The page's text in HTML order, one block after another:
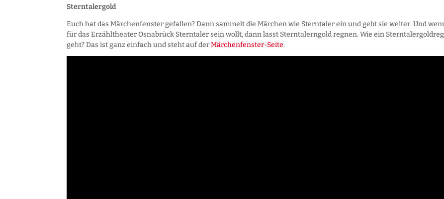
Sterntalergold
Euch hat das Märchenfenster gefallen? Dann sammelt die Märchen wie Sterntaler ein und gebt sie weiter. Und
für das Erzähltheater Osnabrück Sterntaler sein wollt, dann lasst Sterntalerngold regnen. Wie ein
geht? Das ist ganz einfach und steht auf derMärchenfenster-Seite.